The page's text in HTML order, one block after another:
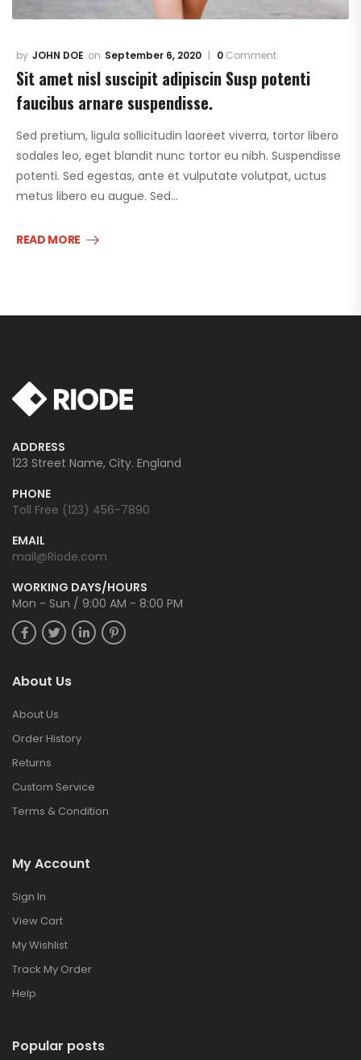
JOHN DOE September 6, 2020 0 Comment
Sit amet nisl suscipit adipiscin Susp potenti
faucibus arnare suspendisse.
Sed pretium, ligula sollicitudin laoreet viverra, tortor libero
sodales leo, eget blandit nunc tortor eu nibh. Suspendisse
potenti. Sed egestas, ante et vulputate volutpat, uctus
metus libero eu augue. Sed…
READ MORE
ADDRESS
123 Street Name, City. England
PHONE
Toll Free (123) 456-7890
EMAIL
mail@Riode.com
WORKING DAYS/HOURS
Mon - Sun / 9:00 AM - 8:00 PM
About Us
About Us
Order History
Returns
Custom Service
Terms & Condition
My Account
Sign In
View Cart
My Wishlist
Track My Order
Help
Popular posts